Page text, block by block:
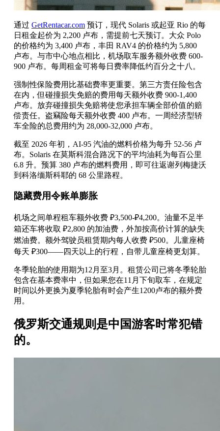
通过 GetRentacar.com 预订，现代 Solaris 或起亚 Rio 的每
日租金起价为 2,200 卢布，需提前七天预订。大众 Polo
的价格约为 3,400 卢布，丰田 RAV4 的价格约为 5,800
卢布。与市中心地点相比，机场取车服务额外收费 600-
900 卢布。每周租金可将每日费率降低约百分之十八。
强制性保险费用比基础费率更重要。第三方责任险包含
在内，但碰撞损失免赔的费用每天额外收费 900-1,400
卢布。放弃碰撞损失免赔将使您承担车辆全部价值的赔
偿责任。盗竊险每天额外收费 400 卢布。一周经济型轿
车全险的总费用约为 28,000-32,000 卢布。
截至 2026 年初，AI-95 汽油的燃料价格为每升 52-56 卢
布。Solaris 在莫斯科混合路况下的平均油耗为每百公里
6.8 升。预算 380 卢布的燃料费用，即可往返谢列梅捷沃
到科洛缅斯科耶的 68 公里路程。
隐藏费用令账单膨胀
机场之间单程租车额外收费 ₽3,500-₽4,200。油量不足半
箱还车将收取 ₽2,800 的加油费，外加按高价计算的缺失
燃油费。额外驾驶员租赁期内每人收费 ₽500。儿童座椅
每天 ₽300——四天以上的行程，自带儿童座椅更划算。
冬季轮胎的使用期为12月至3月。租赁公司已将冬季轮胎
包含在基本费率中，但如果您在11月下旬取车，在规定
时间以外更换为夏季轮胎有时会产生1200卢布的额外费
用。
俄罗斯交通规则是中国游客时常犯错
的。